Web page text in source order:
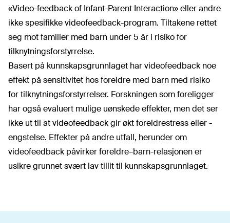
«Video-feedback of Infant-Parent Interaction» eller andre
ikke spesifikke videofeedback-program. Tiltakene rettet
seg mot familier med barn under 5 år i risiko for
tilknytningsforstyrrelse.
Basert på kunnskapsgrunnlaget har videofeedback noe
effekt på sensitivitet hos foreldre med barn med risiko
for tilknytningsforstyrrelser. Forskningen som foreligger
har også evaluert mulige uønskede effekter, men det ser
ikke ut til at videofeedback gir økt foreldrestress eller -
engstelse. Effekter på andre utfall, herunder om
videofeedback påvirker foreldre–barn-relasjonen er
usikre grunnet svært lav tillit til kunnskapsgrunnlaget.